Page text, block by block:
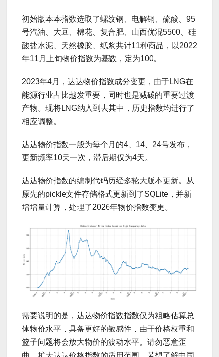
初始版本本指数选取了螺纹钢、电解铜、硫酸、95
号汽油、大豆、棉花、复合肥、山西优混5500、硅
酸盐水泥、天然橡胶、纸浆共计11种商品，以2022
年11月上旬物价指数为基数，定为100。
2023年4月，达达物价指数成分变更，由于LNG在
能源行业占比越发重要，同时也是减碳的重要过渡
产物。现将LNG纳入到去其中，历史指数均进行了
相应调整。
达达物价指数一般为每个月的4、14、24号发布，
更新频率10天一次，滞后期仅为4天。
达达物价指数的编制代码历经多轮大版本更新。从
原先的pickle文件存储格式更新到了SQLite，并新
增增量计算，处理了2026年物价指数变更。
需要说明的是，达达物价指数指数仅为粗略估算总
体物价水平，具备更好的敏感性，由于价格权重和
篮子问题将会放大物价的波动水平。请勿恶意歪